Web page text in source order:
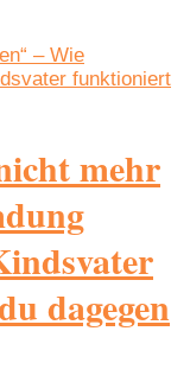
mehr
dagegen